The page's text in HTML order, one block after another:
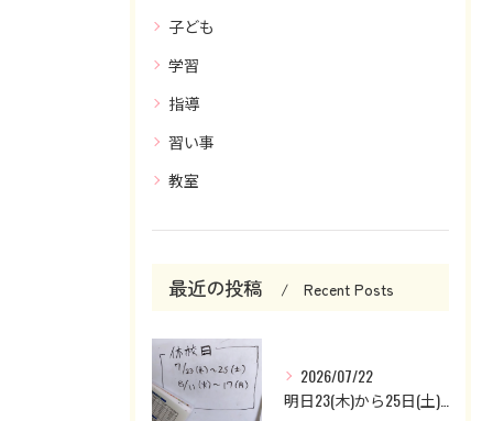
子ども
学習
指導
習い事
教室
最近の投稿 Recent Posts
2026/07/22